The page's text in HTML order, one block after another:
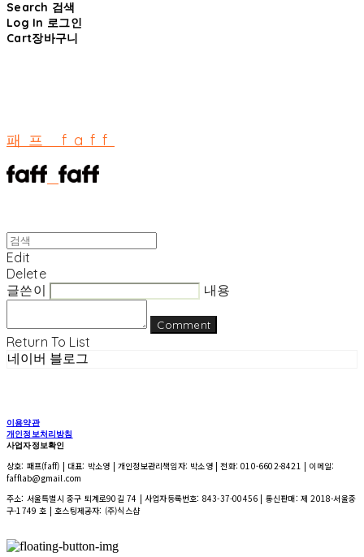
Search 검색
Log In 로그인
Cart장바구니
패프 faff
Edit
Delete
글쓴이
내용
Comment
Return To List
네이버 블로그
이용약관
개인정보처리방침
사업자정보확인
상호: 패프(faff) | 대표: 박소영 | 개인정보관리책임자: 박소영 | 전화: 010-6602-8421 | 이메일:
fafflab@gmail.com
주소: 서울특별시 중구 퇴계로90길 74 | 사업자등록번호: 843-37-00456 | 통신판매:제 2018-서울중
구-1749 호 | 호스팅제공자: (주)식스샵